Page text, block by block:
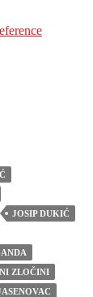
JOSIP DUKIĆ
ZLOČINI